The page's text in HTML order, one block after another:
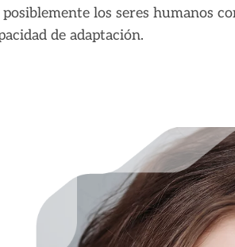
los seres humanos
de adaptación.